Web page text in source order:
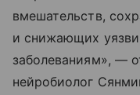
вмешательств,
и снижающих
заболеваниям», —
нейробиолог